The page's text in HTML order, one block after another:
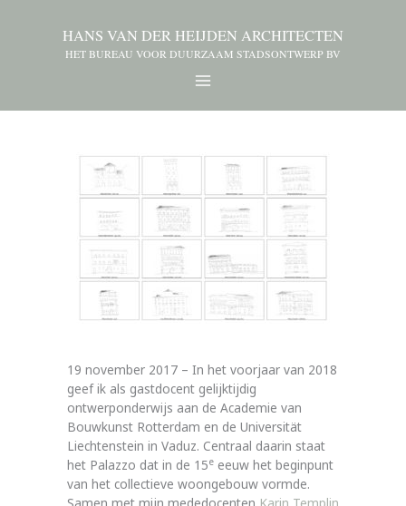
HANS VAN DER HEIJDEN ARCHITECTEN
HET BUREAU VOOR DUURZAAM STADSONTWERP BV
19 november 2017 – In het voorjaar van 2018
geef ik als gastdocent gelijktijdig
ontwerponderwijs aan de Academie van
Bouwkunst Rotterdam en de Universität
Liechtenstein in Vaduz. Centraal daarin staat
het Palazzo dat in de 15e eeuw het beginpunt
van het collectieve woongebouw vormde.
Samen met mijn mededocenten Karin Templin